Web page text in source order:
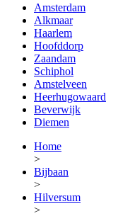
Amsterdam
Alkmaar
Haarlem
Hoofddorp
Zaandam
Schiphol
Amstelveen
Heerhugowaard
Beverwijk
Diemen
Home
>
Bijbaan
>
Hilversum
>